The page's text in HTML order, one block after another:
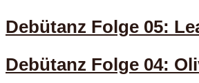
Debütanz Folge 05:
Debütanz Folge 04: